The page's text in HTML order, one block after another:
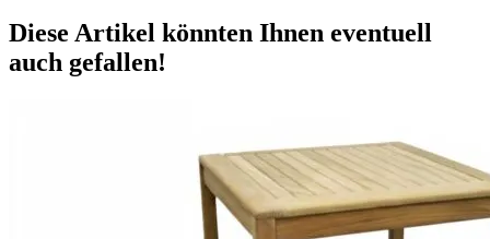
Diese Artikel könnten Ihnen eventuell
auch gefallen!